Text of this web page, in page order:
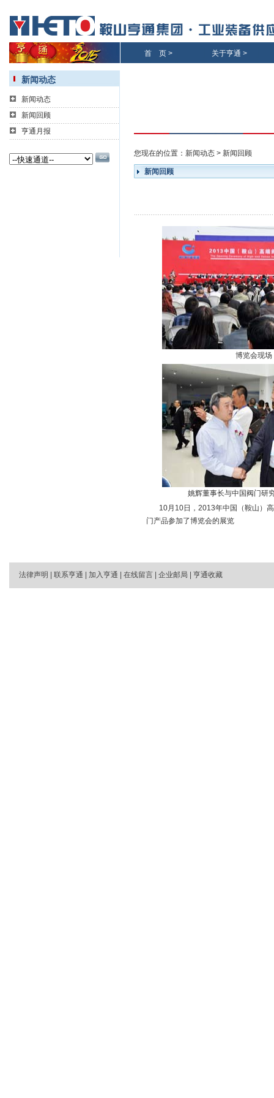
首 页 > 关于亨通 >
新闻动态
新闻动态
新闻回顾
亨通月报
您现在的位置： 新闻动态 > 新闻回顾
新闻回顾
博览会现场
姚辉董事长与中国阀门研
10月10日，2013年中国（鞍山）高
门产品参加了博览会的展览
法律声明 联系亨通 加入亨通 在线留言 企业邮局 亨通收藏